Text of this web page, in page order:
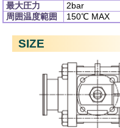
最大圧力
2bar
周囲温度範囲
150℃ MAX
SIZE